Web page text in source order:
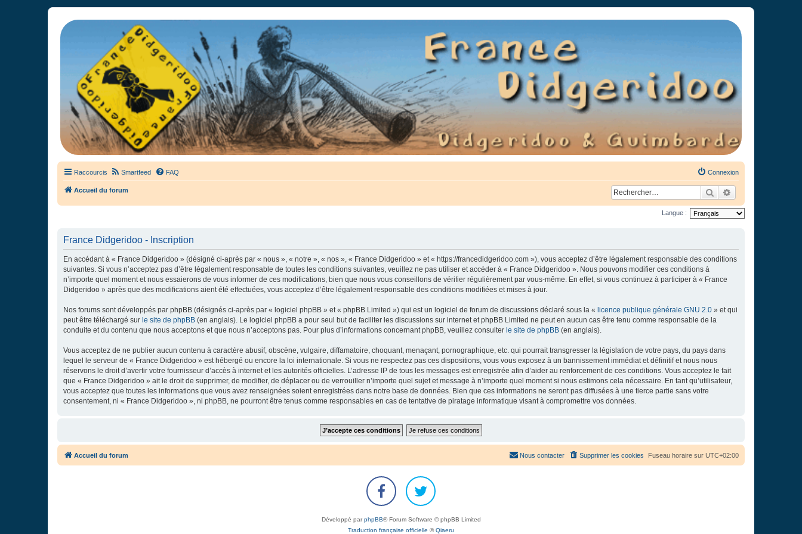
France Didgeridoo
Didgeridoo et Guimbarde sur France Didgeridoo - retrouvez la communauté.
Raccourcis Smartfeed FAQ Connexion
Accueil du forum Rechercher
Langue :
France Didgeridoo - Inscription
En accédant à « France Didgeridoo » (désigné ci-après par « nous », « notre », « nos », « France Didgeridoo » et « https://francedidgeridoo.com »), vous acceptez d’être légalement responsable des conditions
suivantes. Si vous n’acceptez pas d’être légalement responsable de toutes les conditions suivantes, veuillez ne pas utiliser et accéder à « France Didgeridoo ». Nous pouvons modifier ces conditions à
n’importe quel moment et nous essaierons de vous informer de ces modifications, bien que nous vous conseillons de vérifier régulièrement par vous-même. En effet, si vous continuez à participer à « France
Didgeridoo » après que des modifications aient été effectuées, vous acceptez d’être légalement responsable des conditions modifiées et mises à jour.
Nos forums sont développés par phpBB (désignés ci-après par « logiciel phpBB » et « phpBB Limited ») qui est un logiciel de forum de discussions déclaré sous la « licence publique générale GNU 2.0 » et qui
peut être téléchargé sur le site de phpBB (en anglais). Le logiciel phpBB a pour seul but de faciliter les discussions sur internet et phpBB Limited ne peut en aucun cas être tenu comme responsable de la
conduite et du contenu que nous acceptons et que nous n’acceptons pas. Pour plus d’informations concernant phpBB, veuillez consulter le site de phpBB (en anglais).
Vous acceptez de ne publier aucun contenu à caractère abusif, obscène, vulgaire, diffamatoire, choquant, menaçant, pornographique, etc. qui pourrait transgresser la législation de votre pays, du pays dans
lequel le serveur de « France Didgeridoo » est hébergé ou encore la loi internationale. Si vous ne respectez pas ces dispositions, vous vous exposez à un bannissement immédiat et définitif et nous nous
réservons le droit d’avertir votre fournisseur d’accès à internet et les autorités officielles. L’adresse IP de tous les messages est enregistrée afin d’aider au renforcement de ces conditions. Vous acceptez le fait
que « France Didgeridoo » ait le droit de supprimer, de modifier, de déplacer ou de verrouiller n’importe quel sujet et message à n’importe quel moment si nous estimons cela nécessaire. En tant qu’utilisateur,
vous acceptez que toutes les informations que vous avez renseignées soient enregistrées dans notre base de données. Bien que ces informations ne seront pas diffusées à une tierce partie sans votre
consentement, ni « France Didgeridoo », ni phpBB, ne pourront être tenus comme responsables en cas de tentative de piratage informatique visant à compromettre vos données.
Accueil du forum Fuseau horaire sur UTC+02:00
Supprimer les cookies
Nous contacter
Développé parphpBB® Forum Software © phpBB Limited
Traduction française officielle ©Qiaeru